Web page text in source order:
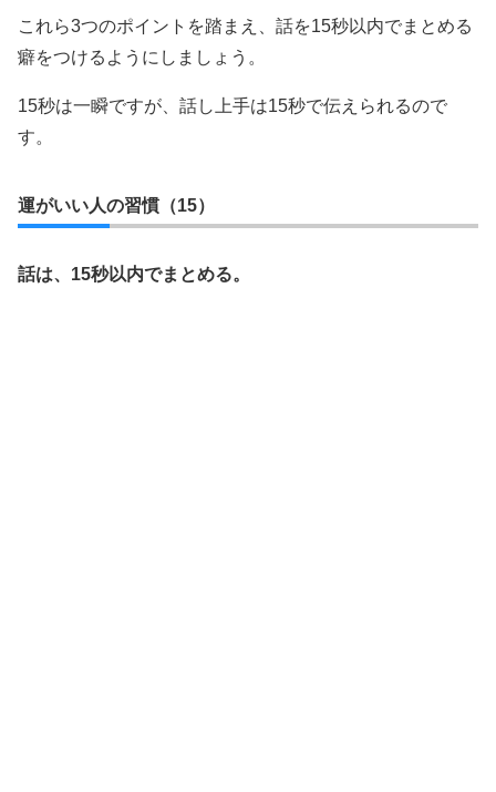
これら3つのポイントを踏まえ、話を15秒以内でまとめる
癖をつけるようにしましょう。
15秒は一瞬ですが、話し上手は15秒で伝えられるので
す。
運がいい人の習慣（15）
話は、15秒以内でまとめる。